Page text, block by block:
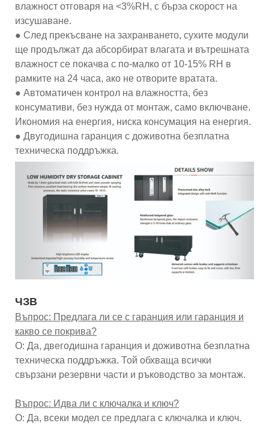
влажност отговаря на <3%RH, с бърза скорост на
изсушаване.
● След прекъсване на захранването, сухите модули
ще продължат да абсорбират влагата и вътрешната
влажност се покачва с по-малко от 10-15% RH в
рамките на 24 часа, ако не отворите вратата.
● Автоматичен контрол на влажността, без
консумативи, без нужда от монтаж, само включване.
Икономия на енергия, ниска консумация на енергия.
● Двугодишна гаранция с доживотна безплатна
техническа поддръжка.
ЧЗВ
Въпрос: Предлага ли се с гаранция или гаранция и
какво се покрива?
О: Да, двегодишна гаранция и доживотна безплатна
техническа поддръжка. Той обхваща всички
свързани резервни части и ръководство за монтаж.
Въпрос: Идва ли с ключалка и ключ?
О: Да, всеки модел се предлага с ключалка и ключ.